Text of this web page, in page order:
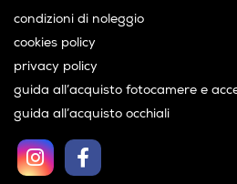
condizioni di noleggio
cookies policy
privacy policy
guida all’acquisto fotocamere e
guida all’acquisto occhiali